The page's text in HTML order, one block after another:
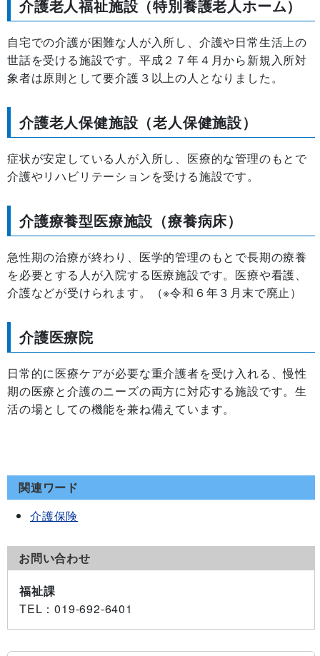
介護老人福祉施設（特別養護老人ホーム）
自宅での介護が困難な人が入所し、介護や日常生活上の
世話を受ける施設です。平成２７年４月から新規入所対
象者は原則として要介護３以上の人となりました。
介護老人保健施設（老人保健施設）
症状が安定している人が入所し、医療的な管理のもとで
介護やリハビリテーションを受ける施設です。
介護療養型医療施設（療養病床）
急性期の治療が終わり、医学的管理のもとで長期の療養
を必要とする人が入院する医療施設です。医療や看護、
介護などが受けられます。（※令和６年３月末で廃止）
介護医療院
日常的に医療ケアが必要な重介護者を受け入れる、慢性
期の医療と介護のニーズの両方に対応する施設です。生
活の場としての機能を兼ね備えています。
関連ワード
介護保険
お問い合わせ
福祉課
TEL ：019-692-6401